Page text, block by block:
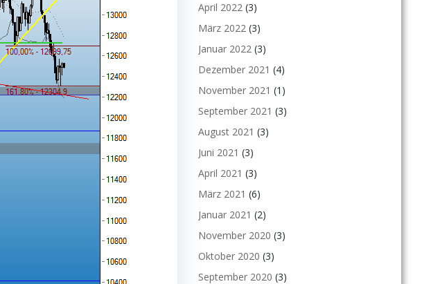
April 2022 (3)
März 2022 (3)
Januar 2022 (3)
Dezember 2021 (4)
November 2021 (1)
September 2021 (3)
August 2021 (3)
Juni 2021 (3)
April 2021 (3)
März 2021 (6)
Januar 2021 (2)
November 2020 (3)
Oktober 2020 (3)
September 2020 (3)